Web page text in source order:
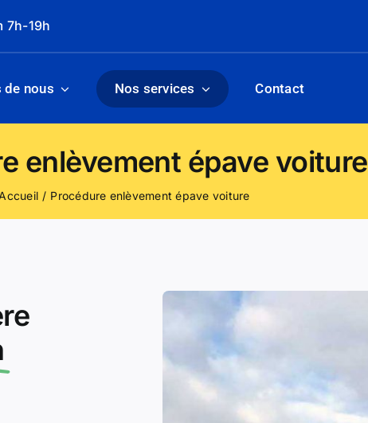
7h-19h
de nous Nos services Contact
enlèvement épave voiture
Procédure enlèvement épave voiture